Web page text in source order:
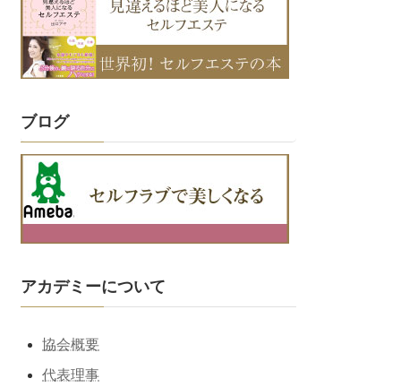
ブログ
アカデミーについて
協会概要
代表理事